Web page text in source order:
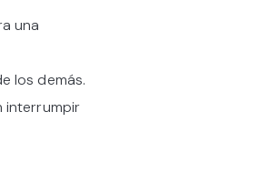
una
los demás.
interrumpir